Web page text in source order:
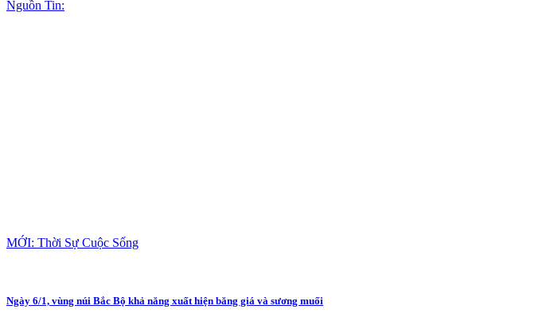
Nguồn Tin:
MỚI: Thời Sự Cuộc Sống
Ngày 6/1, vùng núi Bắc Bộ khả năng xuất hiện băng giá và sương muối